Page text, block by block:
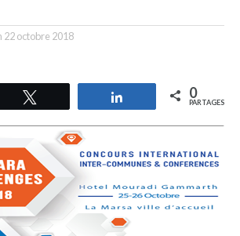
22 octobre 2018
Partagez 0
PARTAGES